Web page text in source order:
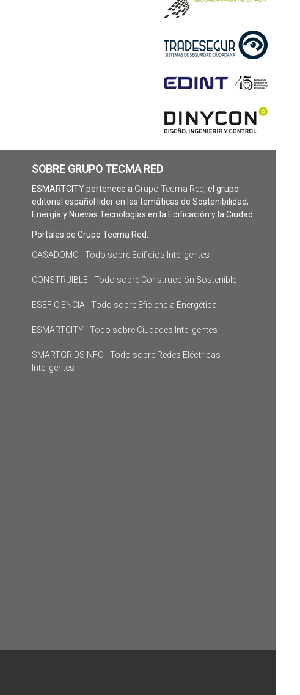
SOBRE GRUPO TECMA RED
ESMARTCITY pertenece a Grupo Tecma Red, el grupo
editorial español líder en las temáticas de Sostenibilidad,
Energía y Nuevas Tecnologías en la Edificación y la Ciudad.
Portales de Grupo Tecma Red:
CASADOMO - Todo sobre Edificios Inteligentes
CONSTRUIBLE - Todo sobre Construcción Sostenible
ESEFICIENCIA - Todo sobre Eficiencia Energética
ESMARTCITY - Todo sobre Ciudades Inteligentes
SMARTGRIDSINFO - Todo sobre Redes Eléctricas
Inteligentes